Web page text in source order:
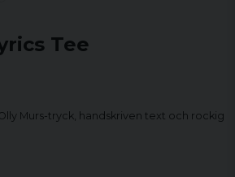
Tee
Murs-tryck, handskriven text och rockig